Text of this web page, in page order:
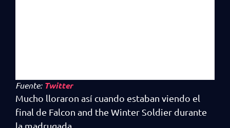
Fuente: Twitter
Mucho lloraron así cuando estaban viendo el
final de Falcon and the Winter Soldier durante
la madrugada.